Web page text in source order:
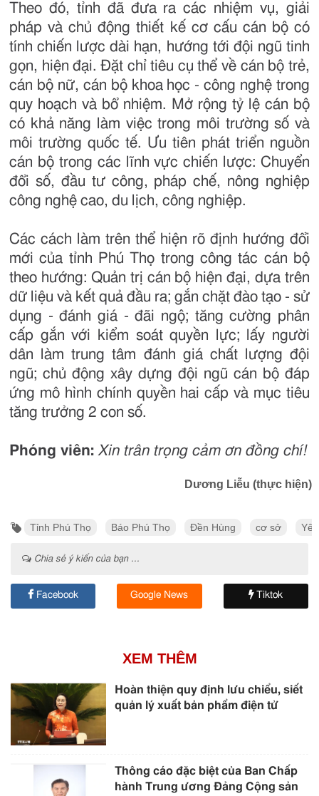
Theo đó, tỉnh đã đưa ra các nhiệm vụ, giải
pháp và chủ động thiết kế cơ cấu cán bộ có
tính chiến lược dài hạn, hướng tới đội ngũ tinh
gọn, hiện đại. Đặt chỉ tiêu cụ thể về cán bộ trẻ,
cán bộ nữ, cán bộ khoa học - công nghệ trong
quy hoạch và bổ nhiệm. Mở rộng tỷ lệ cán bộ
có khả năng làm việc trong môi trường số và
môi trường quốc tế. Ưu tiên phát triển nguồn
cán bộ trong các lĩnh vực chiến lược: Chuyển
đổi số, đầu tư công, pháp chế, nông nghiệp
công nghệ cao, du lịch, công nghiệp.
Các cách làm trên thể hiện rõ định hướng đổi
mới của tỉnh Phú Thọ trong công tác cán bộ
theo hướng: Quản trị cán bộ hiện đại, dựa trên
dữ liệu và kết quả đầu ra; gắn chặt đào tạo - sử
dụng - đánh giá - đãi ngộ; tăng cường phân
cấp gắn với kiểm soát quyền lực; lấy người
dân làm trung tâm đánh giá chất lượng đội
ngũ; chủ động xây dựng đội ngũ cán bộ đáp
ứng mô hình chính quyền hai cấp và mục tiêu
tăng trưởng 2 con số.
Phóng viên: Xin trân trọng cảm ơn đồng chí!
Dương Liễu (thực hiện)
Tỉnh Phú Thọ Báo Phú Thọ Đền Hùng cơ sở Yêu
Chia sẻ ý kiến của bạn ...
Facebook Google News Tiktok
XEM THÊM
Hoàn thiện quy định lưu chiểu, siết
quản lý xuất bản phẩm điện tử
Thông cáo đặc biệt của Ban Chấp
hành Trung ương Đảng Cộng sản